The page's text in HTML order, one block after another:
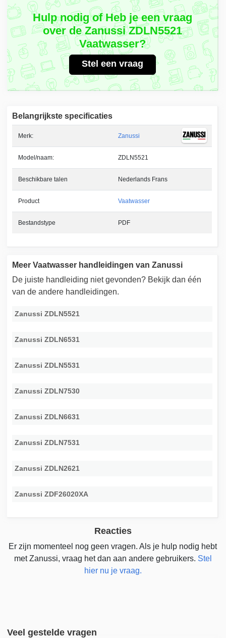
Hulp nodig of Heb je een vraag
over de Zanussi ZDLN5521
Vaatwasser?
Stel een vraag
Belangrijkste specificaties
Merk: Zanussi
Model/naam: ZDLN5521
Beschikbare talen Nederlands Frans
Product Vaatwasser
Bestandstype PDF
Meer Vaatwasser handleidingen van Zanussi
De juiste handleiding niet gevonden? Bekijk dan één
van de andere handleidingen.
Zanussi ZDLN5521
Zanussi ZDLN6531
Zanussi ZDLN5531
Zanussi ZDLN7530
Zanussi ZDLN6631
Zanussi ZDLN7531
Zanussi ZDLN2621
Zanussi ZDF26020XA
Reacties
Er zijn momenteel nog geen vragen. Als je hulp nodig hebt
met Zanussi, vraag het dan aan andere gebruikers. Stel
hier nu je vraag.
Veel gestelde vragen